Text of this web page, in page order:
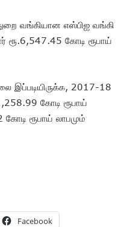
வங்கியான எஸ்பிஐ வங்கி
ரூ.6,547.45 கோடி ரூபாய்
இப்படியிருக்க, 2017-18
கோடி ரூபாய்
ரூபாய் லாபமும்
Facebook